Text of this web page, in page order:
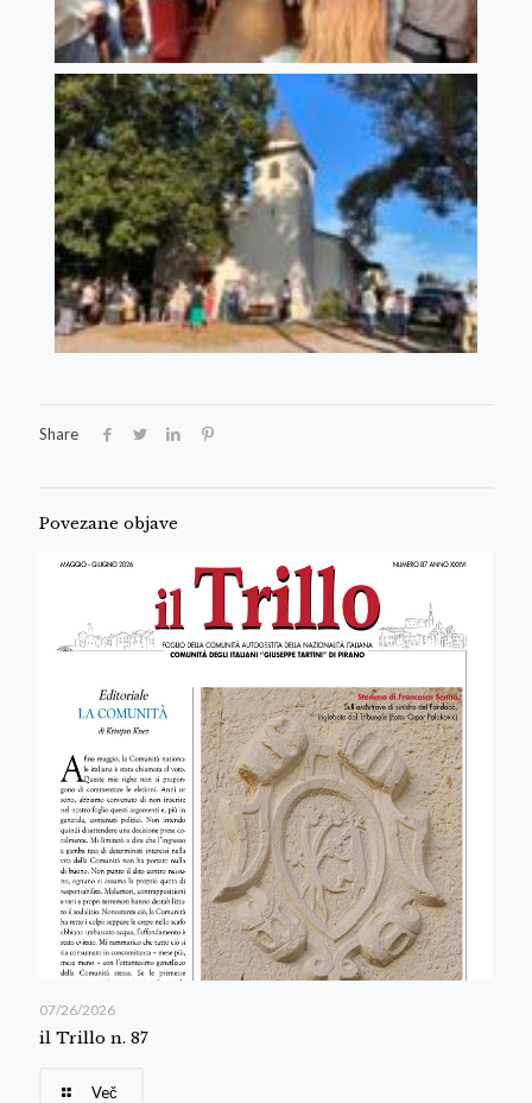
Share
Povezane objave
07/26/2026
il Trillo n. 87
Več